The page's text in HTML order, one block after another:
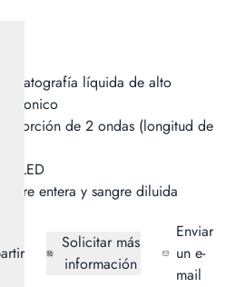
líquida de alto
ionico
de 2 ondas (longitud de
LED
entera y sangre diluida
Solicitar más
información
Enviar
un e-
mail